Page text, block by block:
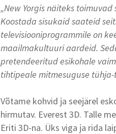
„New Yorgis näiteks
Koostada sisukaid saateid
televisiooniprogrammile on
maailmakultuuri aardeid.
pretendeeritud esikohale
tihtipeale mitmesuguse tühja-
Võtame kohvid ja seejärel
hirmutav. Everest 3D. Talle
Eriti 3D-na. Üks viga ja rida